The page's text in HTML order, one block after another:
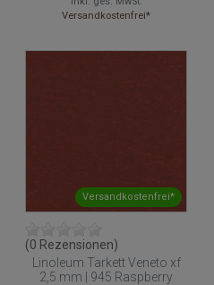
Versandkostenfrei*
Versandkostenfrei*
(0 Rezensionen)
Linoleum Tarkett Veneto xf
2,5 mm | 945 Raspberry